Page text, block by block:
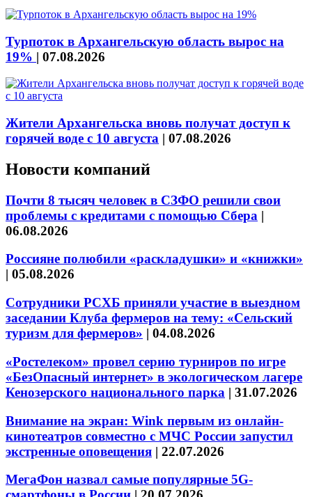
Турпоток в Архангельскую область вырос на
19% | 07.08.2026
Жители Архангельска вновь получат доступ к
горячей воде с 10 августа | 07.08.2026
Новости компаний
Почти 8 тысяч человек в СЗФО решили свои
проблемы с кредитами с помощью Сбера |
06.08.2026
Россияне полюбили «раскладушки» и «книжки»
| 05.08.2026
Сотрудники РСХБ приняли участие в выездном
заседании Клуба фермеров на тему: «Сельский
туризм для фермеров» | 04.08.2026
«Ростелеком» провел серию турниров по игре
«БезОпасный интернет» в экологическом лагере
Кенозерского национального парка | 31.07.2026
Внимание на экран: Wink первым из онлайн-
кинотеатров совместно с МЧС России запустил
экстренные оповещения | 22.07.2026
МегаФон назвал самые популярные 5G-